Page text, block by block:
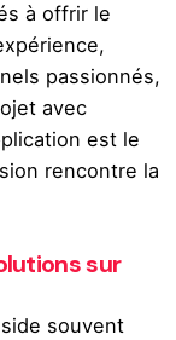
à offrir le
passionnés,
avec
est le
rencontre la
sur
souvent